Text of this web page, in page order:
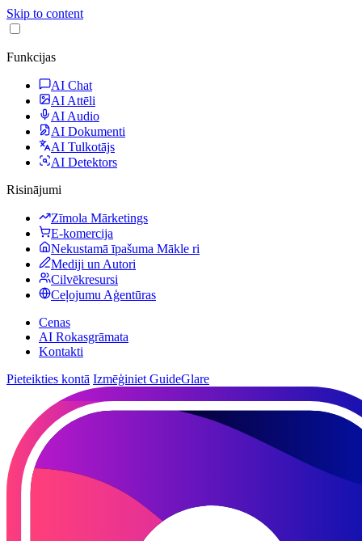
Skip to content
Funkcijas
AI Chat
AI Attēli
AI Audio
AI Dokumenti
AI Tulkotājs
AI Detektors
Risinājumi
Zīmola Mārketings
E-komercija
Nekustamā īpašuma Mākle ri
Mediji un Autori
Cilvēkresursi
Ceļojumu Aģentūras
Cenas
AI Rokasgrāmata
Kontakti
Pieteikties kontā Izmēģiniet GuideGlare